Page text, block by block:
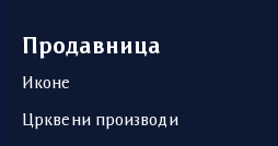
Продавница
Иконе
Црквени производи